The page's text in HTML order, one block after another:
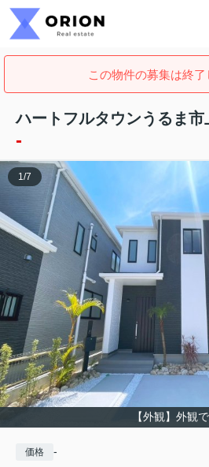
この物件の募集は終了
ハートフルタウンうるま
-
【外観】外観
1 /7
価格 -